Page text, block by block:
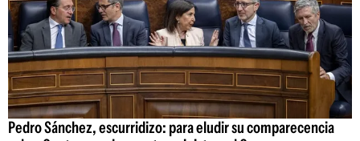
Pedro Sánchez, escurridizo: para eludir su comparecencia